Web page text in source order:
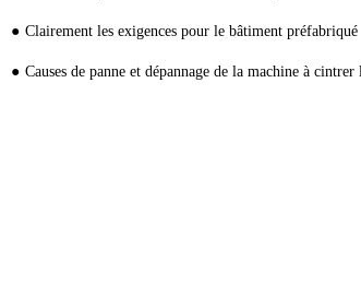
Clairement les exigences pour le bâtiment préfabriqué
Causes de panne et dépannage de la machine à cintrer les étrios